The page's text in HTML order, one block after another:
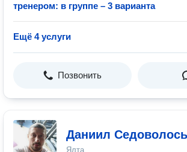
тренером: в группе – 3 варианта
Ещё 4 услуги
Позвонить
Даниил
Ялта